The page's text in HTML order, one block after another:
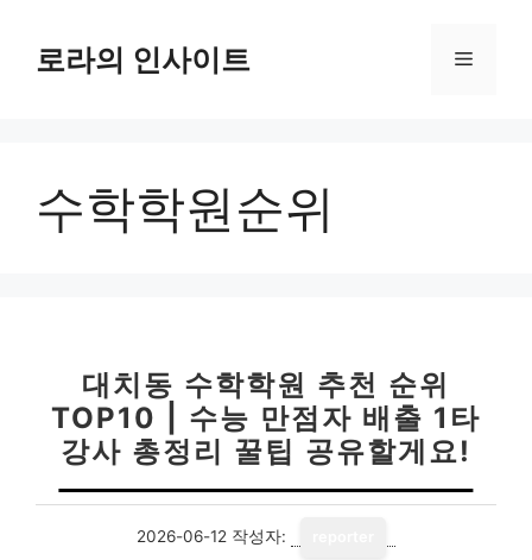
로라의 인사이트 메
수학학원순위
대치동 수학학원 추천 순위
TOP10 | 수능 만점자 배출 1타
강사 총정리 꿀팁 공유할게요!
2026-06-12 작성자: